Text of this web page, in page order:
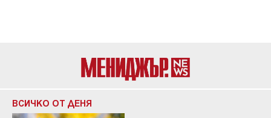
ВСИЧКО ОТ ДЕНЯ